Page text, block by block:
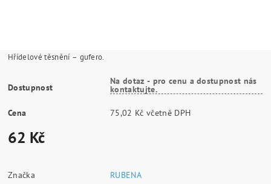
Hřídelové těsnění – gufero.
Dostupnost
Na dotaz - pro cenu a dostupnost nás
kontaktujte.
Cena 75,02 Kč včetně DPH
62 Kč
Značka
RUBENA